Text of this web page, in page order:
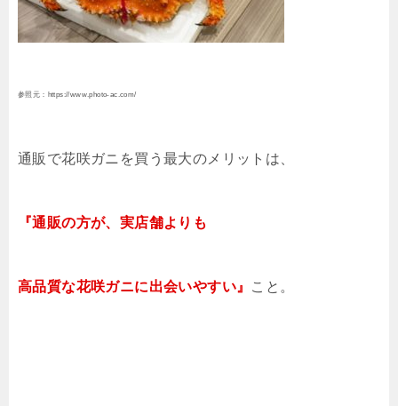
参照元：https://www.photo-ac.com/
通販で花咲ガニを買う最大のメリットは、
『通販の方が、実店舗よりも
高品質な花咲ガニに出会いやすい』 こと。